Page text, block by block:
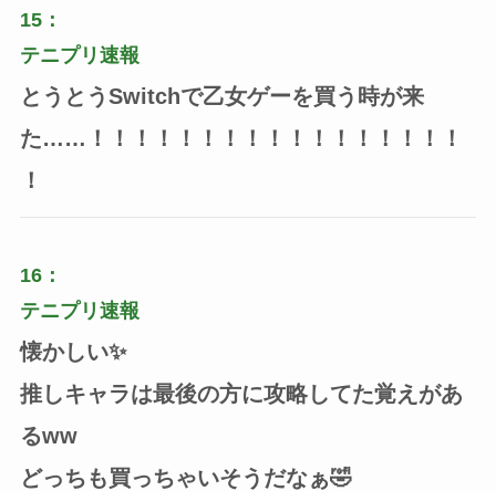
15：
テニプリ速報
とうとうSwitchで乙女ゲーを買う時が来
た……！！！！！！！！！！！！！！！！！
！
16：
テニプリ速報
懐かしい✨
推しキャラは最後の方に攻略してた覚えがあ
るww
どっちも買っちゃいそうだなぁ🤣